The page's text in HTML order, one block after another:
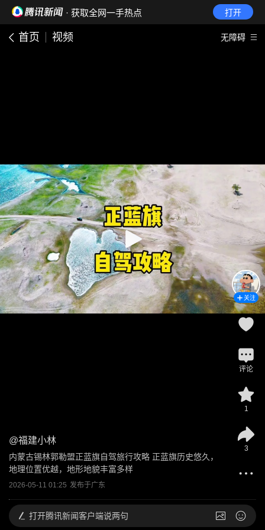
· 获取全网一手热点 打开
首页 视频 无障碍
@福建小林
内蒙古锡林郭勒盟正蓝旗自驾旅行攻略 正蓝旗历史悠久，
地理位置优越，地形地貌丰富多样
2026-05-11 01:25 发布于广东
关注
评论
1
3
打开腾讯新闻客户端说两句